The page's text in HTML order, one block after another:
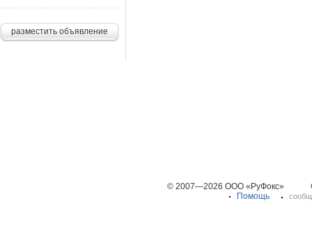
разместить объявление
© 2007—2026 ООО «РуФокс»
Помощь